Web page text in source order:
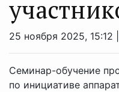
25 ноября 2025, 15:12 |
Семинар-обучение
по инициативе